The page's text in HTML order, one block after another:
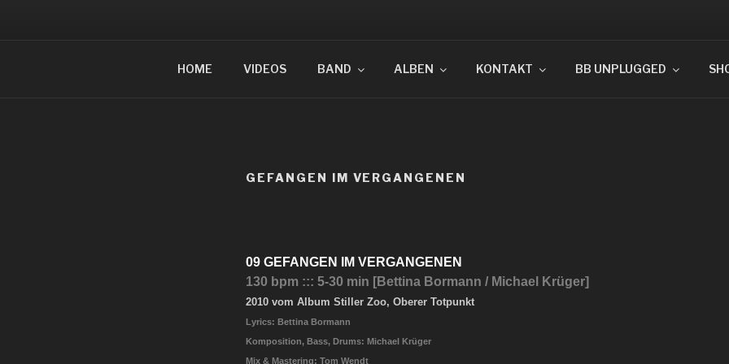
OBERER TOTPUNKT
HOME VIDEOS BAND ALBEN KONTAKT BB UNPLUGGED
GEFANGEN IM VERGANGENEN
09 GEFANGEN IM VERGANGENEN
130 bpm ::: 5-30 min [Bettina Bormann / Michael Krüger]
2010 vom Album Stiller Zoo, Oberer Totpunkt
Lyrics: Bettina Bormann
Komposition, Bass, Drums: Michael Krüger
Mix & Mastering: Tom Wendt